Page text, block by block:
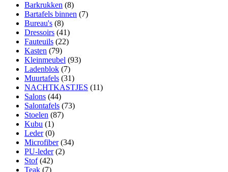
Barkrukken (8)
Bartafels binnen (7)
Bureau's (8)
Dressoirs (41)
Fauteuils (22)
Kasten (79)
Kleinmeubel (93)
Ladenblok (7)
Muurtafels (31)
NACHTKASTJES (11)
Salons (44)
Salontafels (73)
Stoelen (87)
Kubu (1)
Leder (0)
Microfiber (34)
PU-leder (2)
Stof (42)
Teak (7)